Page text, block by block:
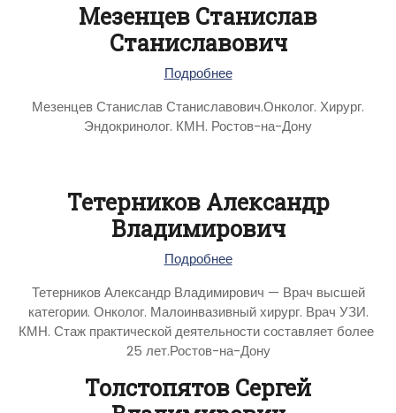
Мезенцев Станислав
Станиславович
Подробнее
Мезенцев Станислав Станиславович.Онколог. Хирург.
Эндокринолог. КМН. Ростов-на-Дону
Тетерников Александр
Владимирович
Подробнее
Тетерников Александр Владимирович — Врач высшей
категории. Онколог. Малоинвазивный хирург. Врач УЗИ.
КМН. Стаж практической деятельности составляет более
25 лет.Ростов-на-Дону
Толстопятов Сергей